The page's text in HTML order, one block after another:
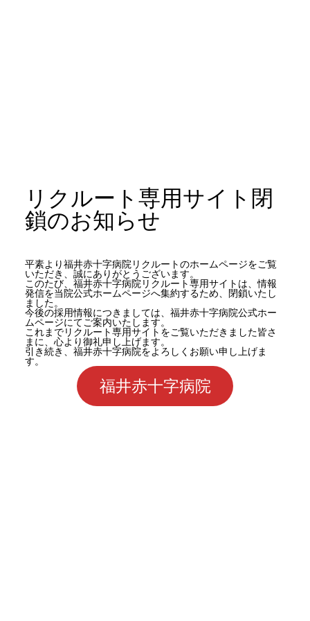
リクルート専用サイト閉
鎖のお知らせ
平素より福井赤十字病院リクルートのホームページをご覧
いただき、誠にありがとうございます。
このたび、福井赤十字病院リクルート専用サイトは、情報
発信を当院公式ホームページへ集約するため、閉鎖いたし
ました。
今後の採用情報につきましては、福井赤十字病院公式ホー
ムページにてご案内いたします。
これまでリクルート専用サイトをご覧いただきました皆さ
まに、心より御礼申し上げます。
引き続き、福井赤十字病院をよろしくお願い申し上げま
す。
福井赤十字病院